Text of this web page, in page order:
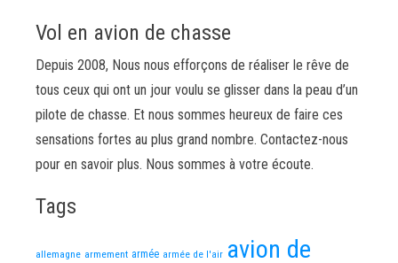
Vol en avion de chasse
Depuis 2008, Nous nous efforçons de réaliser le rêve de
tous ceux qui ont un jour voulu se glisser dans la peau d’un
pilote de chasse. Et nous sommes heureux de faire ces
sensations fortes au plus grand nombre. Contactez-nous
pour en savoir plus. Nous sommes à votre écoute.
Tags
allemagne armement armée armée de l'air avion de